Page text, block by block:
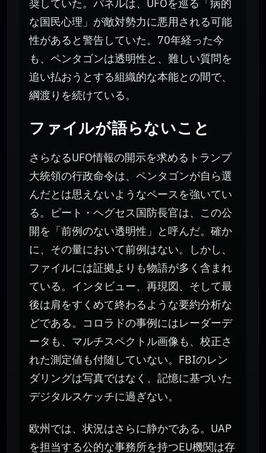
奨していた。パネルは、UFOを巡る「病的
な国民心理」が敵対勢力に悪用される可能
性があると警告していた。70年経った今
も、ペンタゴンは透明性と、難しい質問を
追い払おうとする組織的な本能との間で、
綱渡りを続けている。
ファイルが語らないこと
さらなるUFO情報の開示を求めるトランプ
大統領の行政命令は、ペンタゴンが自ら選
んだとは思えないようなペースを強いてい
る。ピート・ヘグセス国防長官は、この公
開を「前例のない透明性」と呼んだ。確か
に、その量において前例はない。しかし、
ファイルには証拠よりも物語が多く含まれ
ている。インタビュー、再現図、そして最
後は肩をすくめて終わるような要約分析な
どである。コロラドの事例にはレーダーデ
ータも、マルチスペクトル画像も、校正さ
れた測定値も付随していない。FBIのレン
ダリングは写真ではなく、記憶に基づいた
デジタルスケッチに過ぎない。
欧州では、状況はさらに静かである。UAP
を担当する公的な事務所を持つEU機関は存